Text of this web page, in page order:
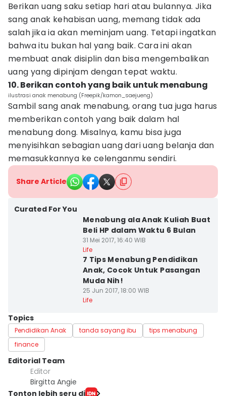
Berikan uang saku setiap hari atau bulannya. Jika
sang anak kehabisan uang, memang tidak ada
salah jika ia akan meminjam uang. Tetapi ingatkan
bahwa itu bukan hal yang baik. Cara ini akan
membuat anak disiplin dan bisa mengembalikan
uang yang dipinjam dengan tepat waktu.
10. Berikan contoh yang baik untuk menabung
ilustrasi anak menabung (Freepik/kamon_saejueng)
Sambil sang anak menabung, orang tua juga harus
memberikan contoh yang baik dalam hal
menabung dong. Misalnya, kamu bisa juga
menyisihkan sebagian uang dari uang belanja dan
memasukkannya ke celenganmu sendiri.
Share Article
Curated For You
Menabung ala Anak Kuliah Buat
Beli HP dalam Waktu 6 Bulan
31 Mei 2017, 16:40 WIB
Life
7 Tips Menabung Pendidikan
Anak, Cocok Untuk Pasangan
Muda Nih!
25 Jun 2017, 18:00 WIB
Life
Topics
Pendidikan Anak tanda sayang ibu
tips menabung
finance
Editorial Team
Editor
Birgitta Angie
Tonton lebih seru di